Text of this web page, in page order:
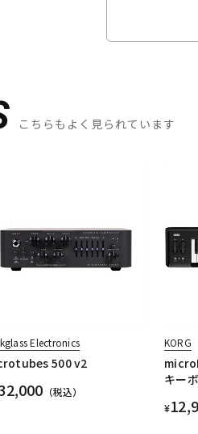
こちらもよく見られています
Electronics
500 v2
（税込）
KORG
キー
¥